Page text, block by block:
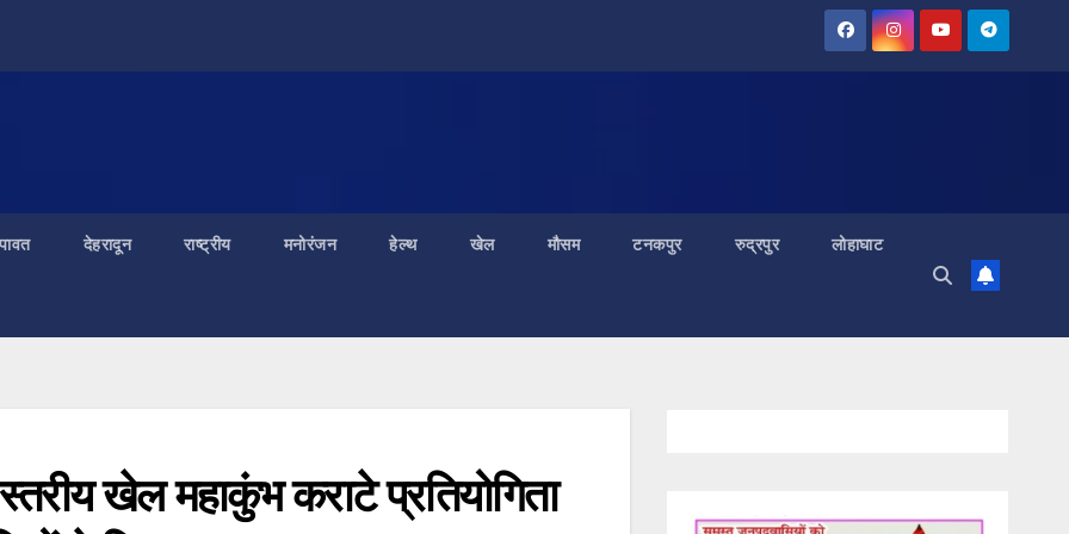
देहरादून राष्ट्रीय मनोरंजन हेल्थ खेल मौसम टनकपुर रुद्रपुर लोहाघाट
खेल महाकुंभ कराटे प्रतियोगिता